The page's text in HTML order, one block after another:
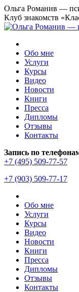
Перейти
к
содержанию
Ольга Романив —
Клуб знакомств
Обо мне
Услуги
Курсы
Видео
Новости
Книги
Пресса
Дипломы
Отзывы
Контакты
Запись по
+7 (495) 509-77-57
+7 (903) 509-77-17
Обо мне
Услуги
Курсы
Видео
Новости
Книги
Пресса
Дипломы
Отзывы
Контакты